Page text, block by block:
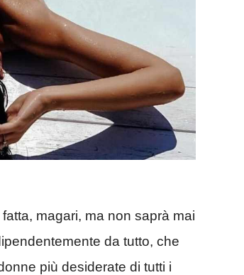
magari, ma non saprà mai
da tutto, che
più desiderate di tutti i